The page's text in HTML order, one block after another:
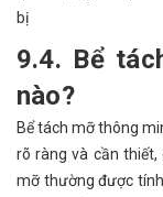
bị
9.4. Bể
nào?
Bể tách mỡ thông
rõ ràng và cần thiết,
mỡ thường được